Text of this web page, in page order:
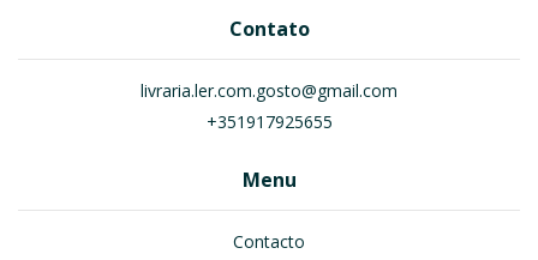
Contato
livraria.ler.com.gosto@gmail.com
+351917925655
Menu
Contacto